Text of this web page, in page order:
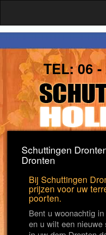
TEL:06 -
Schuttingen
Dronten
Bij Schuttingen
prijzen voor uw
poorten.
Bent u woonachtig
en u wilt een nieuwe